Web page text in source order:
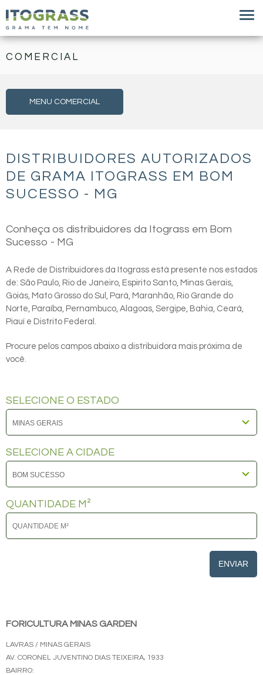
COMERCIAL
MENU COMERCIAL
DISTRIBUIDORES AUTORIZADOS
DE GRAMA ITOGRASS EM BOM
SUCESSO - MG
Conheça os distribuidores da Itograss em Bom
Sucesso - MG
A Rede de Distribuidores da Itograss está presente nos estados
de: São Paulo, Rio de Janeiro, Espirito Santo, Minas Gerais,
Goiás, Mato Grosso do Sul, Pará, Maranhão, Rio Grande do
Norte, Paraíba, Pernambuco, Alagoas, Sergipe, Bahia, Ceará,
Piauí e Distrito Federal.
Procure pelos campos abaixo a distribuidora mais próxima de
você.
SELECIONE O ESTADO
SELECIONE A CIDADE
QUANTIDADE M²
ENVIAR
FORICULTURA MINAS GARDEN
LAVRAS / MINAS GERAIS
AV. CORONEL JUVENTINO DIAS TEIXEIRA, 1933
BAIRRO: